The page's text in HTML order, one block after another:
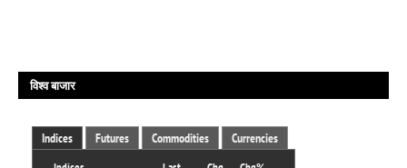
विश्व बाजार